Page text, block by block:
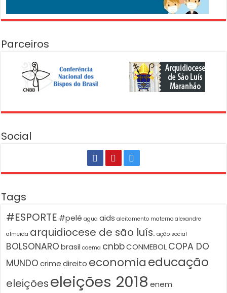
Parceiros
Social
Tags
#ESPORTE #pelé agua aids aleitamento materno alexandre
almeida arquidiocese de são luís. ação social
BOLSONARO brasil caema cnbbCONMEBOLCOPA DO
MUNDO crime direito economiaeducação
eleiçõeseleições 2018 enem